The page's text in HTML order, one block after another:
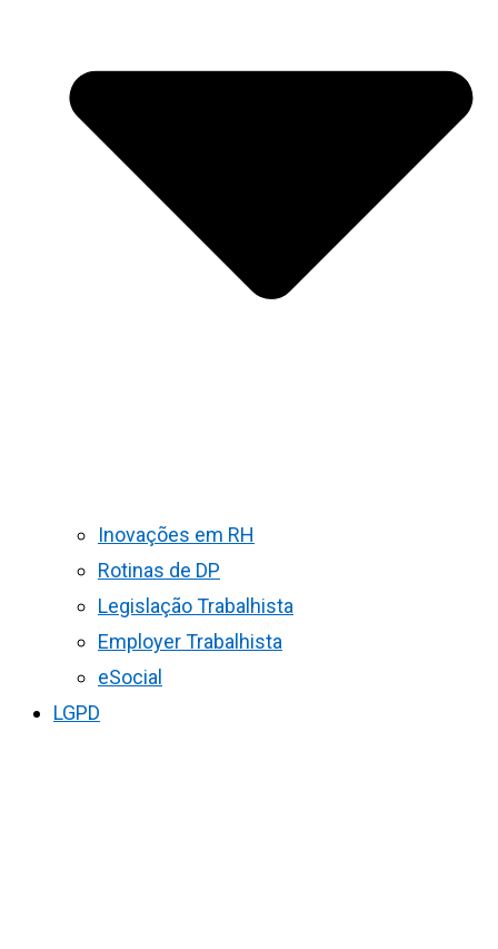
Inovações em RH
Rotinas de DP
Legislação Trabalhista
Employer Trabalhista
eSocial
LGPD